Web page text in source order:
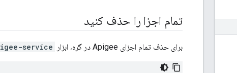
تمام اجزا را حذف کنید
برای حذف تمام اجزای Apigee در گره، ابزار service